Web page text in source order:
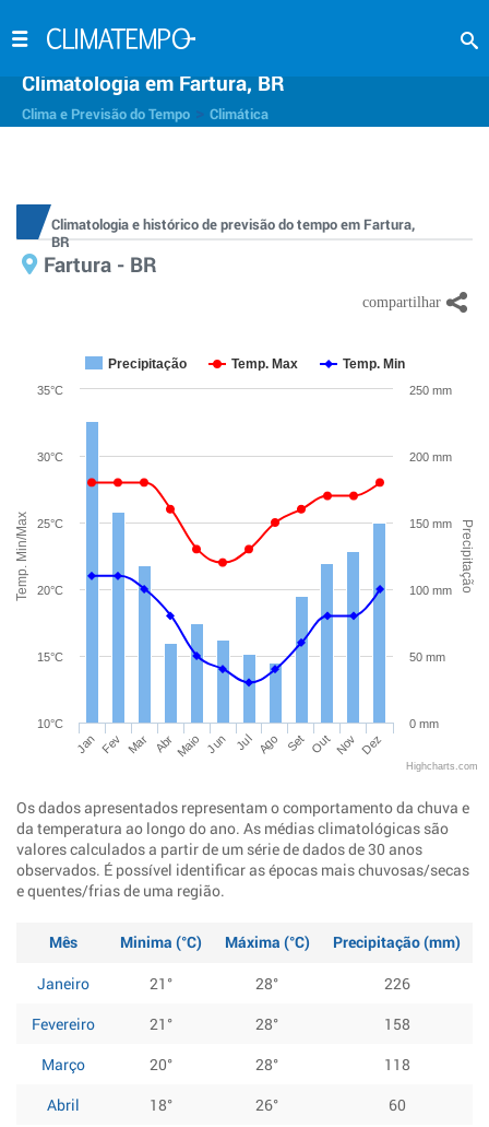
Climatologia em Fartura, BR
Clima e Previsão do Tempo Climática
Climatologia e histórico de previsão do tempo em Fartura,
BR
Fartura - BR
Temp. Min/Max Precipitação
Precipitação Temp. Max Temp. Min
Jan Fev Mar Abr Maio Jun Jul Ago Set Out Nov Dez
10°C
15°C
20°C
25°C
30°C
35°C
0 mm
50 mm
100 mm
150 mm
200 mm
250 mm
Highcharts.com
Os dados apresentados representam o comportamento da chuva e
da temperatura ao longo do ano. As médias climatológicas são
valores calculados a partir de um série de dados de 30 anos
observados. É possível identificar as épocas mais chuvosas/secas
e quentes/frias de uma região.
Mês Minima (°C) Máxima (°C)
Precipitação (mm)
Janeiro
21° 28°
226
Fevereiro
21° 28°
158
Março
20° 28°
118
Abril
18° 26°
60